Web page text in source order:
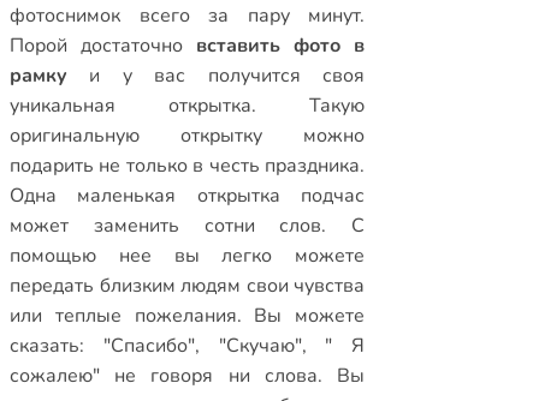
фотоснимок всего за пару минут.
Порой достаточно вставить фото в
рамку и у вас получится своя
уникальная открытка. Такую
оригинальную открытку можно
подарить не только в честь праздника.
Одна маленькая открытка подчас
может заменить сотни слов. С
помощью нее вы легко можете
передать близким людям свои чувства
или теплые пожелания. Вы можете
сказать: "Спасибо", "Скучаю", " Я
сожалею" не говоря ни слова. Вы